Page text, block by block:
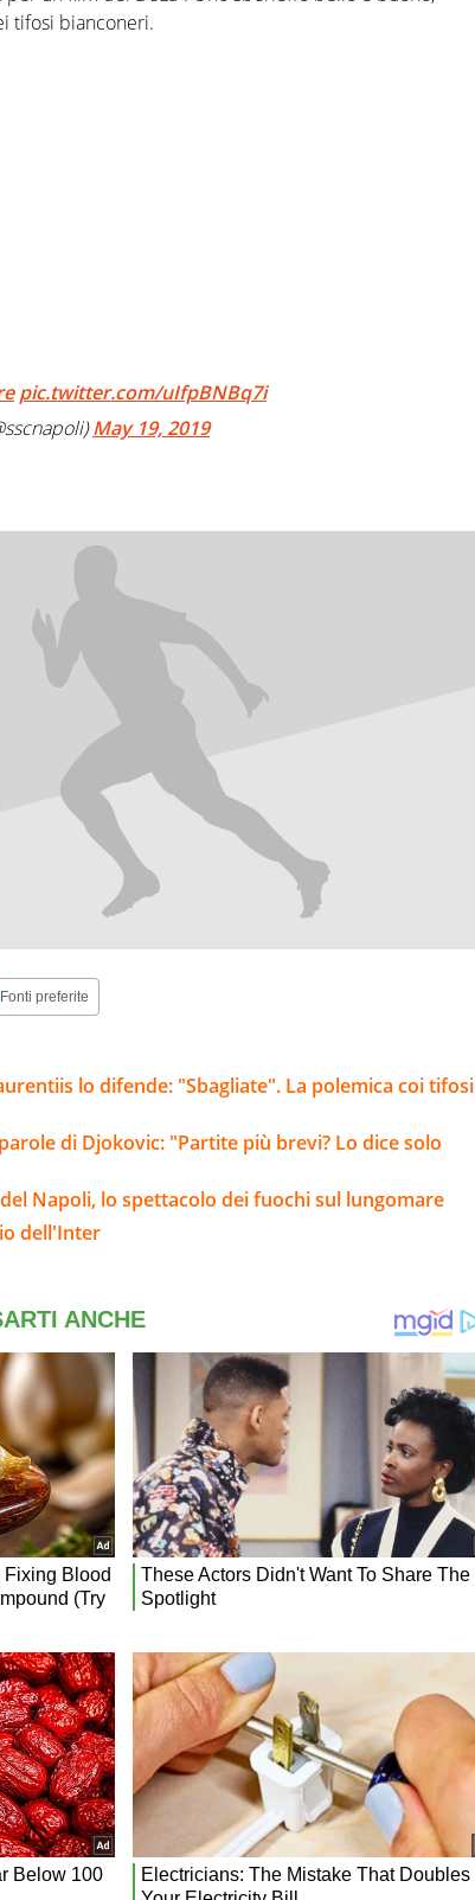
tifosi bianconeri.
pic.twitter.com/uIfpBNBq7i
May 19, 2019
Fonti preferite
lo difende: "Sbagliate". La polemica coi tifosi
di Djokovic: "Partite più brevi? Lo dice solo
Napoli, lo spettacolo dei fuochi sul lungomare
dell'Inter